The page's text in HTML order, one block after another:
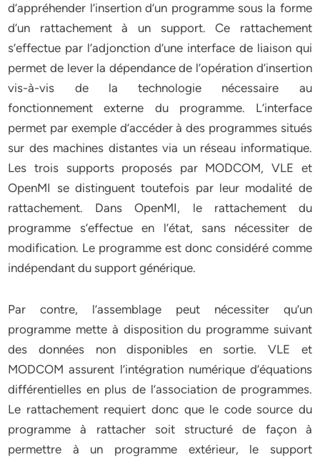
d’appréhender l’insertion d’un programme sous la forme
d’un rattachement à un support. Ce rattachement
s’effectue par l’adjonction d’une interface de liaison qui
permet de lever la dépendance de l’opération d’insertion
vis-à-vis de la technologie nécessaire au
fonctionnement externe du programme. L’interface
permet par exemple d’accéder à des programmes situés
sur des machines distantes via un réseau informatique.
Les trois supports proposés par MODCOM, VLE et
OpenMI se distinguent toutefois par leur modalité de
rattachement. Dans OpenMI, le rattachement du
programme s’effectue en l’état, sans nécessiter de
modification. Le programme est donc considéré comme
indépendant du support générique.
Par contre, l’assemblage peut nécessiter qu’un
programme mette à disposition du programme suivant
des données non disponibles en sortie. VLE et
MODCOM assurent l’intégration numérique d’équations
différentielles en plus de l’association de programmes.
Le rattachement requiert donc que le code source du
programme à rattacher soit structuré de façon à
permettre à un programme extérieur, le support